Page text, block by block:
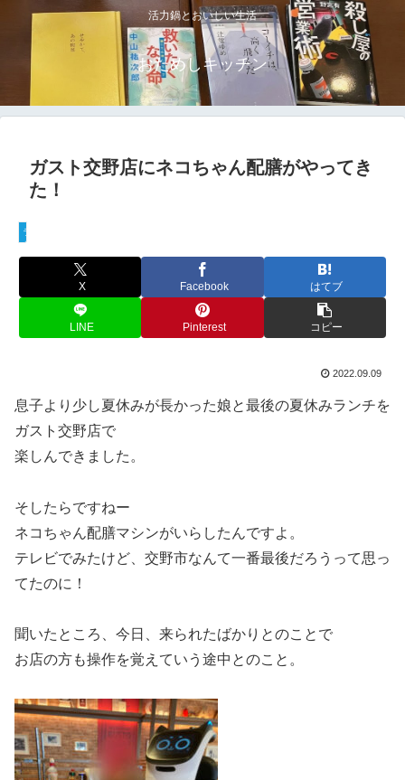
活力鍋とおいしい生活
おためしキッチン
ガスト交野店にネコちゃん配膳がやってき
た！
ライフログ
X Facebook はてブ
LINE Pinterest コピー
2022.09.09
息子より少し夏休みが長かった娘と最後の夏休みランチを
ガスト交野店で
楽しんできました。
そしたらですねー
ネコちゃん配膳マシンがいらしたんですよ。
テレビでみたけど、交野市なんて一番最後だろうって思っ
てたのに！
聞いたところ、今日、来られたばかりとのことで
お店の方も操作を覚えていう途中とのこと。